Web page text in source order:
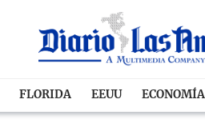
FLORIDA EEUU ECONOMÍA